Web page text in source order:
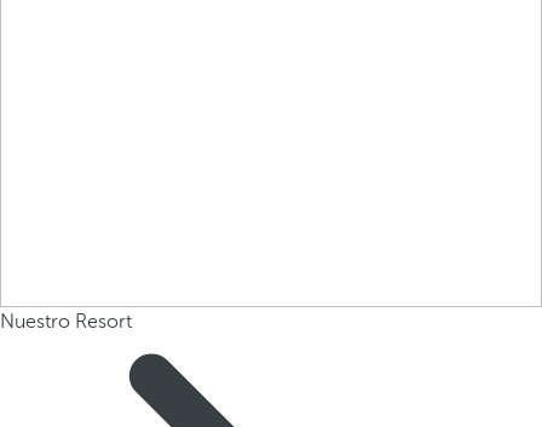
Nuestro Resort